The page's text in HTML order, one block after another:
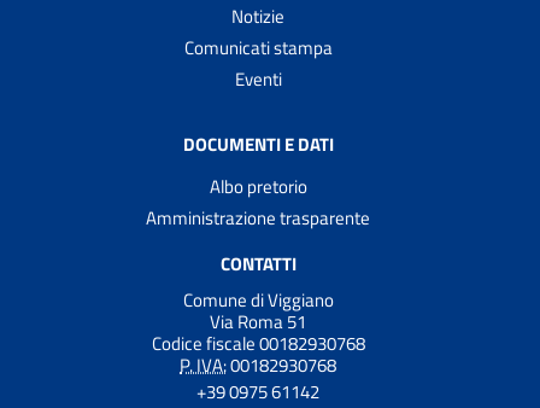
Notizie
Comunicati stampa
Eventi
DOCUMENTI E DATI
Albo pretorio
Amministrazione trasparente
CONTATTI
Comune di Viggiano
Via Roma 51
Codice fiscale 00182930768
P. IVA:00182930768
+39 0975 61142